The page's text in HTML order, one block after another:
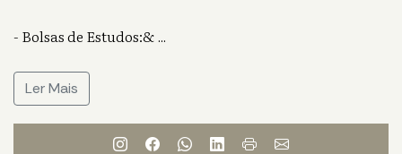
- Bolsas de Estudos:&...
Ler Mais